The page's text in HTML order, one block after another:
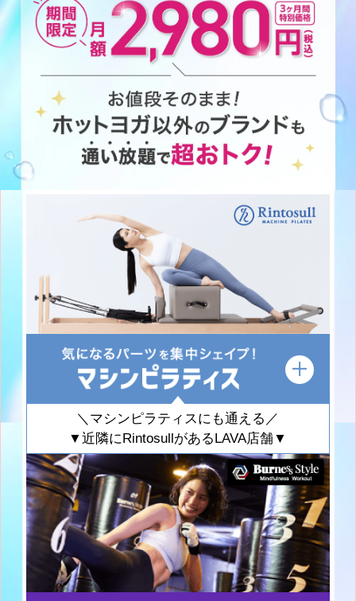
＼マシンピラティスにも通える／
▼近隣にRintosullがあるLAVA店舗▼